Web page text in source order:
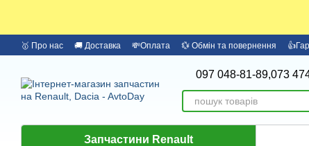
🥇 Про нас 🚚 Доставка 💸Оплата 💱 Обмін та повернення
097 048-81-89,073
Запчастини Renault